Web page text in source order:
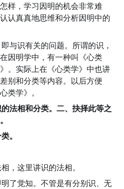
样，学习因明的机会非常难
认真真地思维和分析因明中的
与识有关的问题。所谓的识，
因明学中，有一种叫《心类
。实际上在《心类学》中也讲
别和分类等内容。以后方便
类学》。
法相和分类。二、抉择此等之
。
，这里讲识的法相。
了觉知。不管是有分别识、无